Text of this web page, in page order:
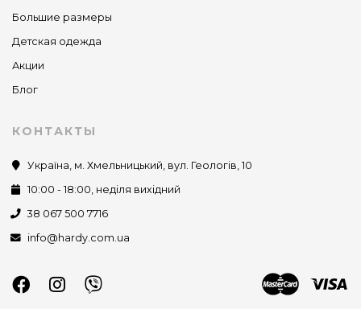
Большие размеры
Детская одежда
Акции
Блог
КОНТАКТЫ
Україна, м. Хмельницький, вул. Геологів, 10
10:00 - 18:00, неділя вихідний
38 067 500 7716
info@hardy.com.ua